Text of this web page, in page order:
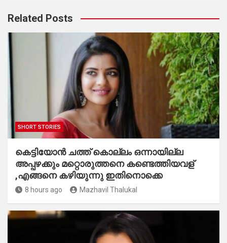
Related Posts
SHORT STORIES
കെട്ടിയോൻ ചത്ത് കൊല്ലം ഒന്നായില്ല
അപ്പഴക്കും മറ്റൊരുത്തനെ കണ്ടെത്തിയവള്
,എങ്ങനെ കഴിയുന്നു ഇതിനൊക്കെ
8 hours ago Mazhavil Thalukal